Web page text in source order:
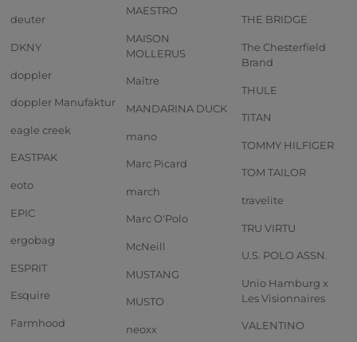
deuter
DKNY
doppler
doppler Manufaktur
eagle creek
EASTPAK
eoto
EPIC
ergobag
ESPRIT
Esquire
Farmhood
MAESTRO
MAISON
MOLLERUS
Maître
MANDARINA DUCK
mano
Marc Picard
march
Marc O'Polo
McNeill
MUSTANG
MUSTO
neoxx
THE BRIDGE
The Chesterfield
Brand
THULE
TITAN
TOMMY HILFIGER
TOM TAILOR
travelite
TRU VIRTU
U.S. POLO ASSN.
Unio Hamburg x
Les Visionnaires
VALENTINO